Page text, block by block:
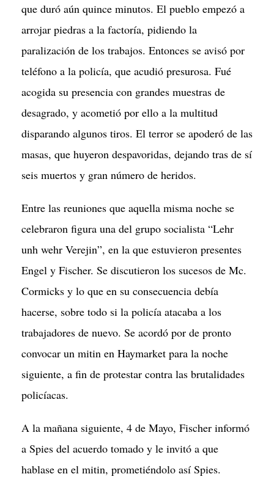
que duró aún quince minutos. El pueblo empezó a
arrojar piedras a la factoría, pidiendo la
paralización de los trabajos. Entonces se avisó por
teléfono a la policía, que acudió presurosa. Fué
acogida su presencia con grandes muestras de
desagrado, y acometió por ello a la multitud
disparando algunos tiros. El terror se apoderó de las
masas, que huyeron despavoridas, dejando tras de sí
seis muertos y gran número de heridos.
Entre las reuniones que aquella misma noche se
celebraron figura una del grupo socialista “Lehr
unh wehr Verejin”, en la que estuvieron presentes
Engel y Fischer. Se discutieron los sucesos de Mc.
Cormicks y lo que en su consecuencia debía
hacerse, sobre todo si la policía atacaba a los
trabajadores de nuevo. Se acordó por de pronto
convocar un mitin en Haymarket para la noche
siguiente, a fin de protestar contra las brutalidades
policíacas.
A la mañana siguiente, 4 de Mayo, Fischer informó
a Spies del acuerdo tomado y le invitó a que
hablase en el mitin, prometiéndolo así Spies.